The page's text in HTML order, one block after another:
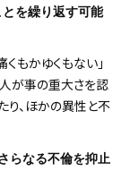
を繰り返す可能
もかゆくもない」
が事の重大さを認
り、ほかの異性と不
らなる不倫を抑止